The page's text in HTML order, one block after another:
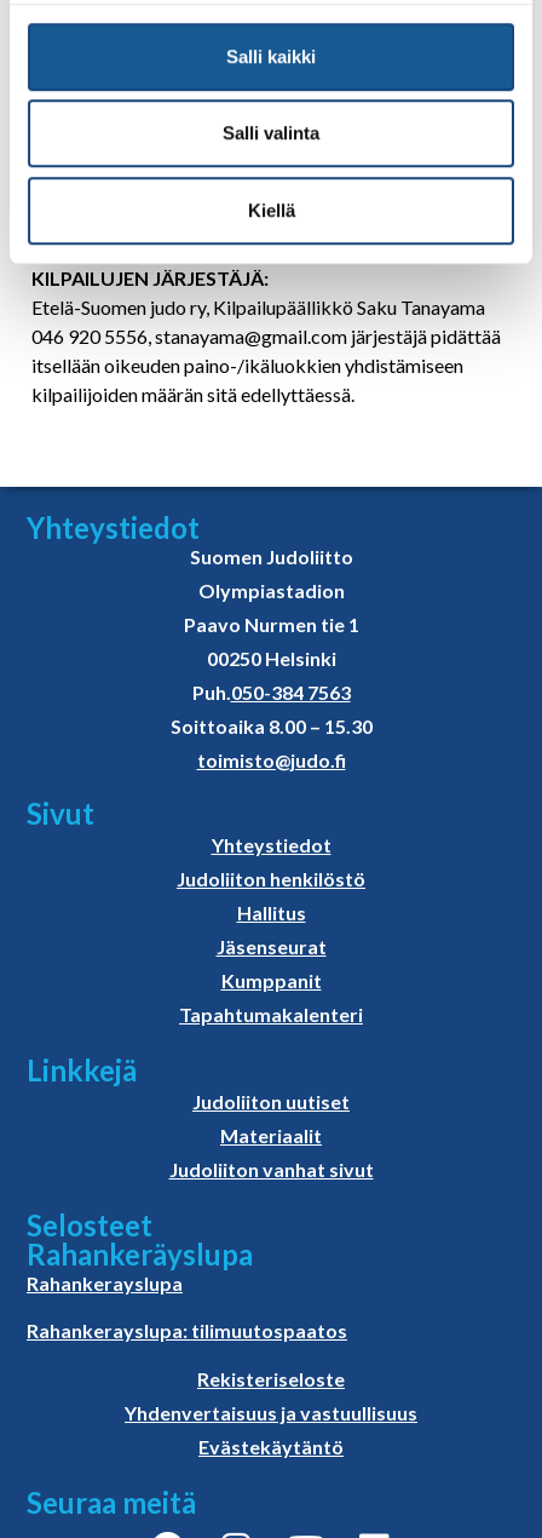
Salli kaikki
Salli valinta
Kiellä
Osallistumismaksu 30eur/kilpailija/sarja
0011 7146 52viimeistään ke 28.1.2026. Maksun
viestikenttään kilpailijan NIMI ja SEURA. Kuitti mukaan
punnitukseen. Jälki-ilmoittautuminen paikan päällä
KILPAILUJEN JÄRJESTÄJÄ:
Etelä-Suomen judo ry, Kilpailupäällikkö Saku Tanayama
046 920 5556,stanayama@gmail.com järjestäjä pidättää
itsellään oikeuden paino-/ikäluokkien yhdistämiseen
kilpailijoiden määrän sitä edellyttäessä.
Yhteystiedot
Suomen Judoliitto
Olympiastadion
Paavo Nurmen tie 1
00250 Helsinki
Puh.050-384 7563
Soittoaika 8.00 – 15.30
toimisto@judo.fi
Sivut
Yhteystiedot
Judoliiton henkilöstö
Hallitus
Jäsenseurat
Kumppanit
Tapahtumakalenteri
Linkkejä
Judoliiton uutiset
Materiaalit
Judoliiton vanhat sivut
Selosteet
Rahankeräyslupa
Rahankerayslupa
Rahankerayslupa: tilimuutospaatos
Rekisteriseloste
Yhdenvertaisuus ja vastuullisuus
Evästekäytäntö
Seuraa meitä